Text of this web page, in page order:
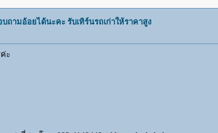
ถามอ้อยได้นะคะ รับเทิร์นรถเก่าให้ราคาสูง
ะ